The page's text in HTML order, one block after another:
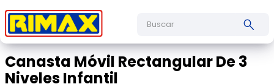
Canasta Móvil Rectangular De 3
Niveles Infantil